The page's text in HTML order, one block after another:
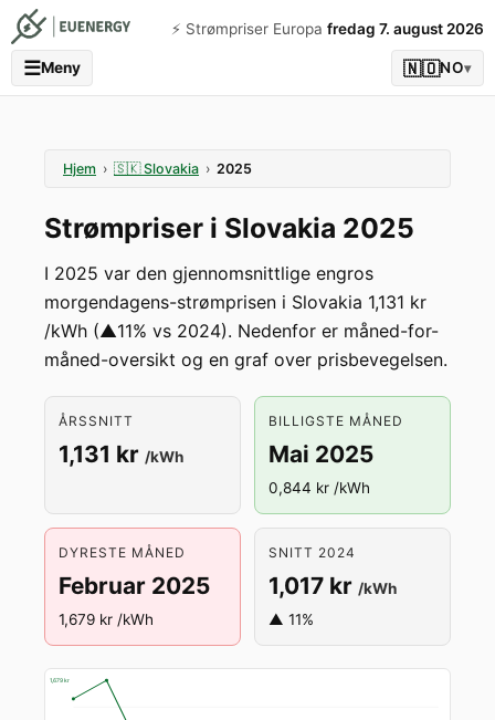
⚡️ Strømpriser Europa fredag 7. august 2026
☰Meny 🇳🇴NO▾
Hjem › 🇸🇰 Slovakia › 2025
Strømpriser i Slovakia 2025
I 2025 var den gjennomsnittlige engros
morgendagens-strømprisen i Slovakia 1,131 kr
/kWh (▲11% vs 2024). Nedenfor er måned-for-
måned-oversikt og en graf over prisbevegelsen.
ÅRSSNITT
1,131 kr /kWh
BILLIGSTE MÅNED
Mai 2025
0,844 kr /kWh
DYRESTE MÅNED
Februar 2025
1,679 kr /kWh
SNITT 2024
1,017 kr /kWh
▲ 11%
1,679 kr